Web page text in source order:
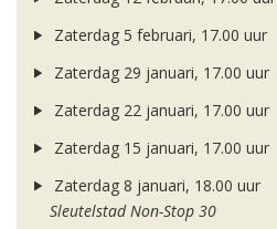
Zaterdag 5 februari, 17.00 uur
Zaterdag 29 januari, 17.00 uur
Zaterdag 22 januari, 17.00 uur
Zaterdag 15 januari, 17.00 uur
Zaterdag 8 januari, 18.00 uur
Sleutelstad Non-Stop 30